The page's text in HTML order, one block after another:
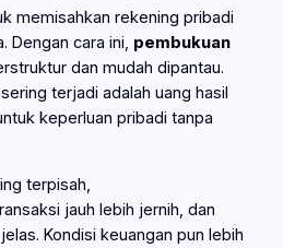
memisahkan rekening pribadi
Dengan cara ini, pembukuan
dan mudah dipantau.
terjadi adalah uang hasil
keperluan pribadi tanpa
terpisah,
jauh lebih jernih, dan
Kondisi keuangan pun lebih